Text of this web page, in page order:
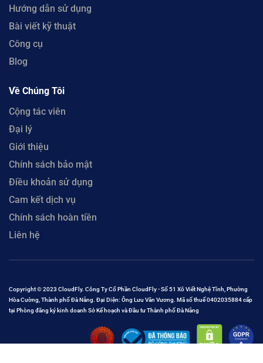
Hướng dẫn sử dụng
Bài viết kỹ thuật
Công cụ
Blog
Về Chúng Tôi
Cộng tác viên
Đại lý
Giới thiệu
Chính sách bảo mật
Điều khoản sử dụng
Cam kết dịch vụ
Chính sách hoàn tiền
Liên hệ
Copyright © 2023 CloudFly. Công Ty Cổ Phần CloudFly - Số 51 Xô Viết Nghệ Tĩnh, Phường
Hòa Cường, Thành phố Đà Nẵng. Đại Diện: Ông Lưu Văn Vương. Mã số thuế 0402035884 cấp
tại Phòng đăng ký kinh doanh Sở Kế hoạch và Đầu tư Thành phố Đà Nẵng